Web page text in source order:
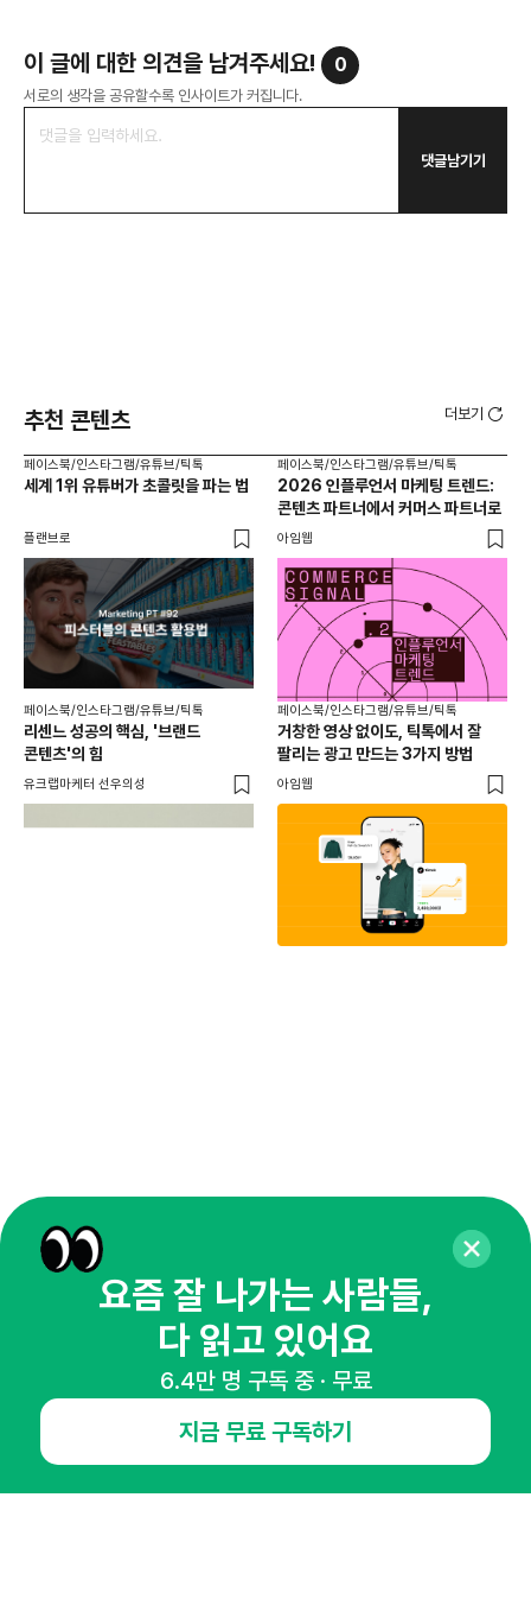
이 글에 대한 의견을 남겨주세요! 0
서로의 생각을 공유할수록 인사이트가 커집니다.
댓글남기기
추천 콘텐츠 더보기
페이스북/인스타그램/유튜브/틱톡
세계 1위 유튜버가 초콜릿을 파는 법
플랜브로
페이스북/인스타그램/유튜브/틱톡
2026 인플루언서 마케팅 트렌드:
콘텐츠 파트너에서 커머스 파트너로
아임웹
페이스북/인스타그램/유튜브/틱톡
리센느 성공의 핵심, '브랜드
콘텐츠'의 힘
유크랩마케터 선우의성
페이스북/인스타그램/유튜브/틱톡
거창한 영상 없이도, 틱톡에서 잘
팔리는 광고 만드는 3가지 방법
아임웹
매주 화요일 아침,
마케팅 감각을 깨워 드릴게요!
요즘 잘 나가는 사람들,
다 읽고 있어요
6.4만 명 구독 중 · 무료
지금 무료 구독하기